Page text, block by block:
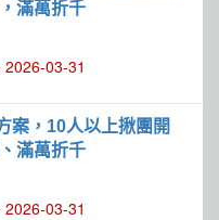
滿萬折千
03-31
案，10人以上揪團開
滿萬折千
03-31